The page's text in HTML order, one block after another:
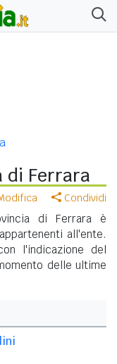
di Ferrara
Condividi
di Ferrara è
all'ente.
l'indicazione del
delle ultime